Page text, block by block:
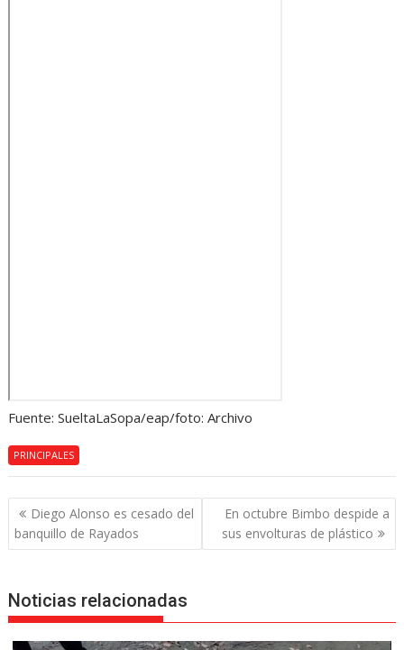
Fuente: SueltaLaSopa/eap/foto: Archivo
PRINCIPALES
Navegación
de
entradas
Diego Alonso es cesado del
banquillo de Rayados
En octubre Bimbo despide a
sus envolturas de plástico
Noticias relacionadas